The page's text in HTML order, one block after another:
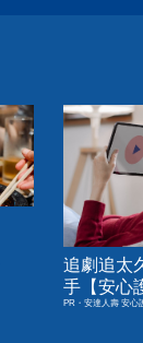
追劇追太
手【安心
PR・安達人壽 安心